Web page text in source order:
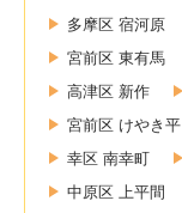
多摩区 宿河原
宮前区 東有馬
高津区 新作
宮前区 けやき平
幸区 南幸町
中原区 上平間